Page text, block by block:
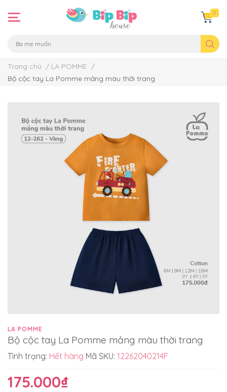
0
Trang chủ / LA POMME /
Bộ cộc tay La Pomme mảng màu thời trang
LA POMME
Bộ cộc tay La Pomme mảng màu thời trang
Tình trạng: Hết hàng Mã SKU: 12262040214F
175.000₫